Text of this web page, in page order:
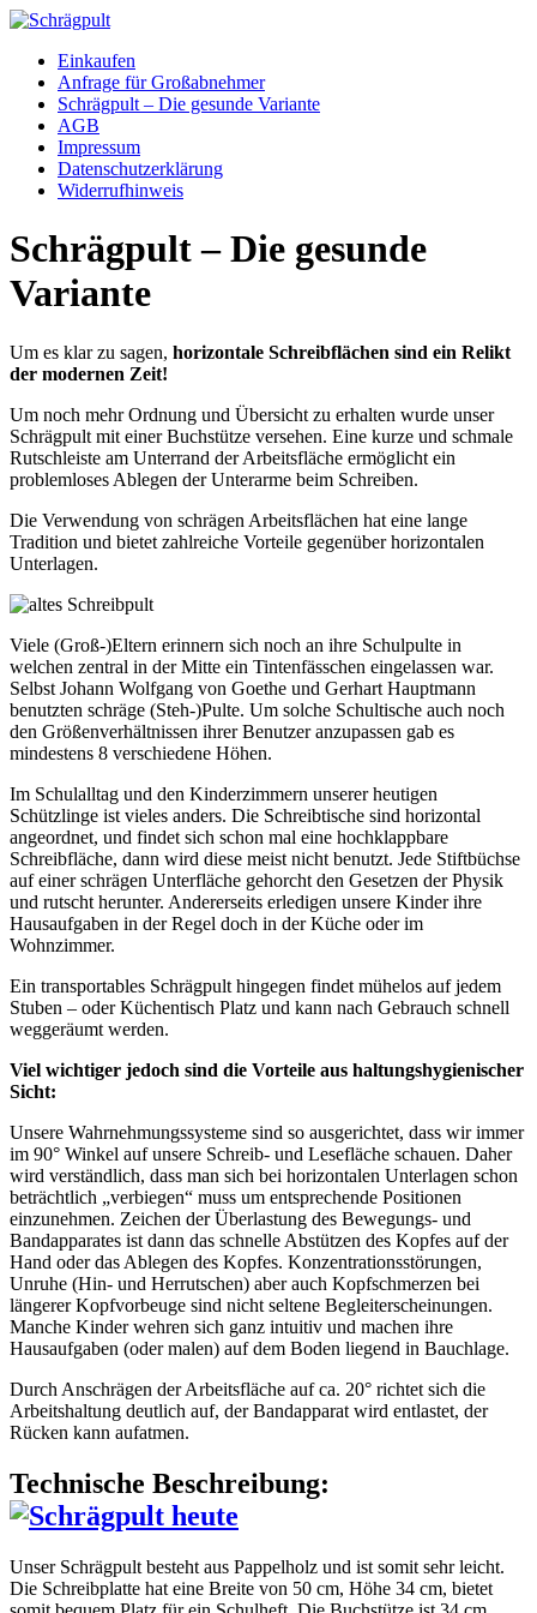
Zum
springenEinkaufen
Anfrage für Großabnehmer
Schrägpult – Die gesunde Variante
AGB
Impressum
Datenschutzerklärung
Widerrufhinweis
Schrägpult – Die gesunde
Variante
Um es klar zu sagen, horizontale Schreibflächen sind ein Relikt
der modernen Zeit!
Um noch mehr Ordnung und Übersicht zu erhalten wurde unser
Schrägpult mit einer Buchstütze versehen. Eine kurze und schmale
Rutschleiste am Unterrand der Arbeitsfläche ermöglicht ein
problemloses Ablegen der Unterarme beim Schreiben.
Die Verwendung von schrägen Arbeitsflächen hat eine lange
Tradition und bietet zahlreiche Vorteile gegenüber horizontalen
Unterlagen.
Viele (Groß-)Eltern erinnern sich noch an ihre Schulpulte in
welchen zentral in der Mitte ein Tintenfässchen eingelassen war.
Selbst Johann Wolfgang von Goethe und Gerhart Hauptmann
benutzten schräge (Steh-)Pulte. Um solche Schultische auch noch
den Größenverhältnissen ihrer Benutzer anzupassen gab es
mindestens 8 verschiedene Höhen.
Im Schulalltag und den Kinderzimmern unserer heutigen
Schützlinge ist vieles anders. Die Schreibtische sind horizontal
angeordnet, und findet sich schon mal eine hochklappbare
Schreibfläche, dann wird diese meist nicht benutzt. Jede Stiftbüchse
auf einer schrägen Unterfläche gehorcht den Gesetzen der Physik
und rutscht herunter. Andererseits erledigen unsere Kinder ihre
Hausaufgaben in der Regel doch in der Küche oder im
Wohnzimmer.
Ein transportables Schrägpult hingegen findet mühelos auf jedem
Stuben – oder Küchentisch Platz und kann nach Gebrauch schnell
weggeräumt werden.
Viel wichtiger jedoch sind die Vorteile aus haltungshygienischer
Sicht:
Unsere Wahrnehmungssysteme sind so ausgerichtet, dass wir immer
im 90° Winkel auf unsere Schreib- und Lesefläche schauen. Daher
wird verständlich, dass man sich bei horizontalen Unterlagen schon
beträchtlich „verbiegen“ muss um entsprechende Positionen
einzunehmen. Zeichen der Überlastung des Bewegungs- und
Bandapparates ist dann das schnelle Abstützen des Kopfes auf der
Hand oder das Ablegen des Kopfes. Konzentrationsstörungen,
Unruhe (Hin- und Herrutschen) aber auch Kopfschmerzen bei
längerer Kopfvorbeuge sind nicht seltene Begleiterscheinungen.
Manche Kinder wehren sich ganz intuitiv und machen ihre
Hausaufgaben (oder malen) auf dem Boden liegend in Bauchlage.
Durch Anschrägen der Arbeitsfläche auf ca. 20° richtet sich die
Arbeitshaltung deutlich auf, der Bandapparat wird entlastet, der
Rücken kann aufatmen.
Technische Beschreibung:
Unser Schrägpult besteht aus Pappelholz und ist somit sehr leicht.
Die Schreibplatte hat eine Breite von 50 cm, Höhe 34 cm, bietet